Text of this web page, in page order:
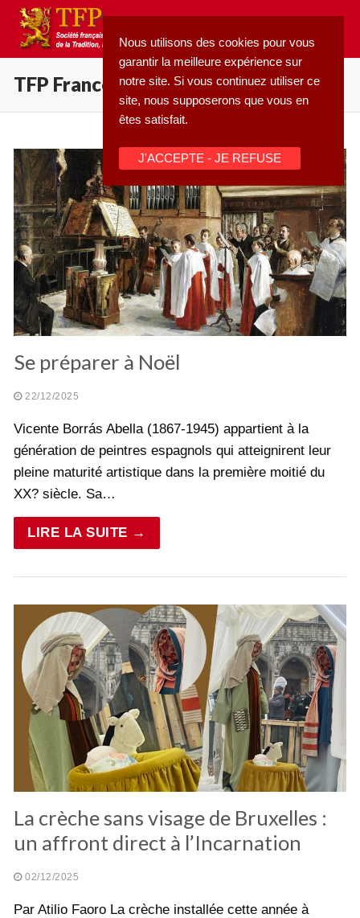
Aller
contenu
:
Accueil
Pétition
Qu’est-ce que la TFP
Action
Blog
Médiathèque
TFP France
Se préparer à Noël
22/12/2025
Vicente Borrás Abella (1867-1945) appartient à la
génération de peintres espagnols qui atteignirent leur
pleine maturité artistique dans la première moitié du
XX? siècle. Sa…
LIRE LA SUITE →
La crèche sans visage de Bruxelles :
un affront direct à l’Incarnation
02/12/2025
Par Atilio Faoro La crèche installée cette année à
Nous utilisons des cookies pour vous
garantir la meilleure expérience sur
notre site. Si vous continuez utiliser ce
site, nous supposerons que vous en
êtes satisfait.
J'ACCEPTE - JE REFUSE